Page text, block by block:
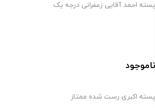
پسته احمد آقایی زعفرانی درجه یک
ناموجود
پسته اکبری رست شده ممتاز